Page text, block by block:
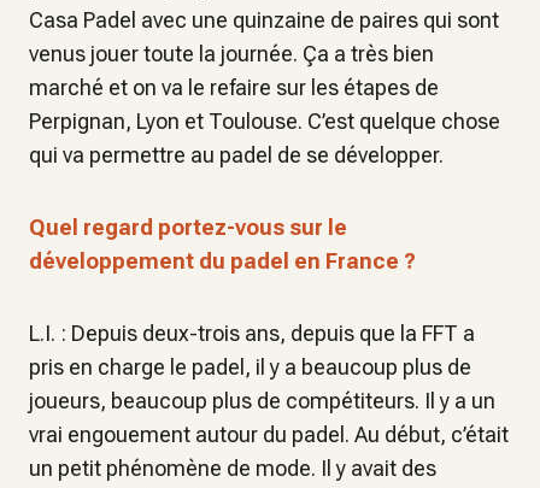
Casa Padel avec une quinzaine de paires qui sont
venus jouer toute la journée. Ça a très bien
marché et on va le refaire sur les étapes de
Perpignan, Lyon et Toulouse. C’est quelque chose
qui va permettre au padel de se développer.
Quel regard portez-vous sur le
développement du padel en France ?
L.I. : Depuis deux-trois ans, depuis que la FFT a
pris en charge le padel, il y a beaucoup plus de
joueurs, beaucoup plus de compétiteurs. Il y a un
vrai engouement autour du padel. Au début, c’était
un petit phénomène de mode. Il y avait des